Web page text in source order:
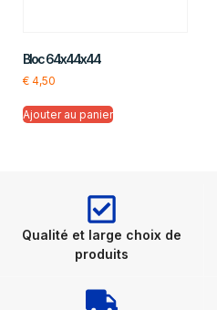
Bloc 64x44x44
€ 4,50
Ajouter au panier
Qualité et large choix de
produits